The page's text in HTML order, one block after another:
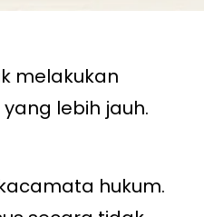
melakukan
lebih jauh.
hukum.